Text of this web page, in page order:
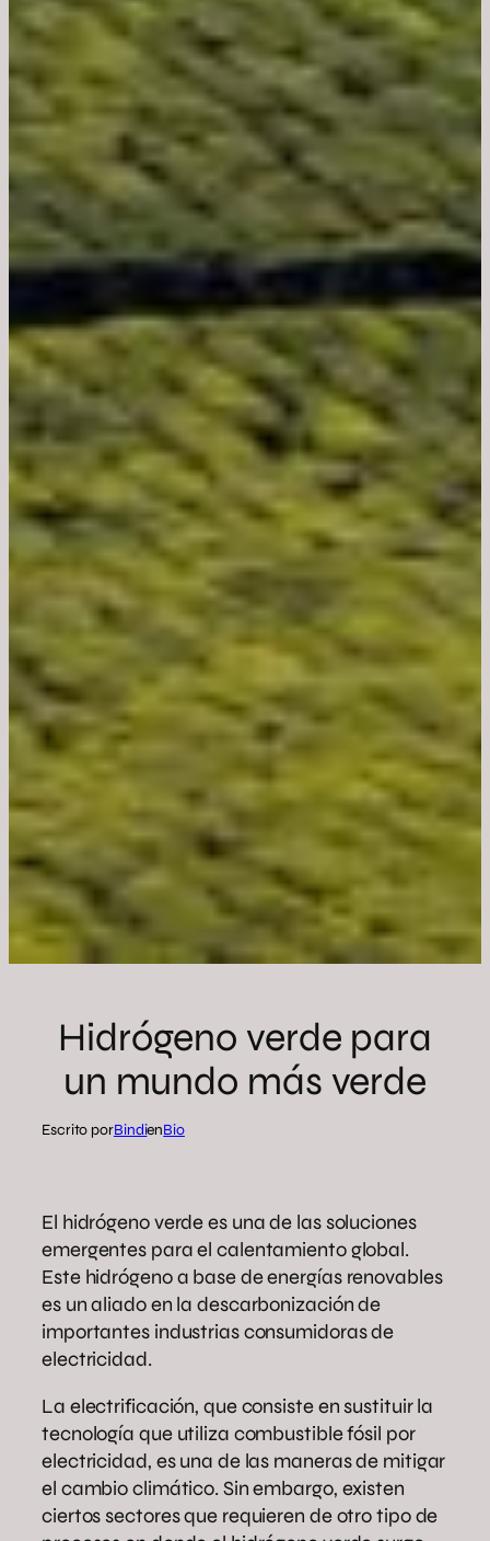
Hidrógeno verde para
un mundo más verde
Escrito porBindienBio
El hidrógeno verde es una de las soluciones
emergentes para el calentamiento global.
Este hidrógeno a base de energías renovables
es un aliado en la descarbonización de
importantes industrias consumidoras de
electricidad.
La electrificación, que consiste en sustituir la
tecnología que utiliza combustible fósil por
electricidad, es una de las maneras de mitigar
el cambio climático. Sin embargo, existen
ciertos sectores que requieren de otro tipo de